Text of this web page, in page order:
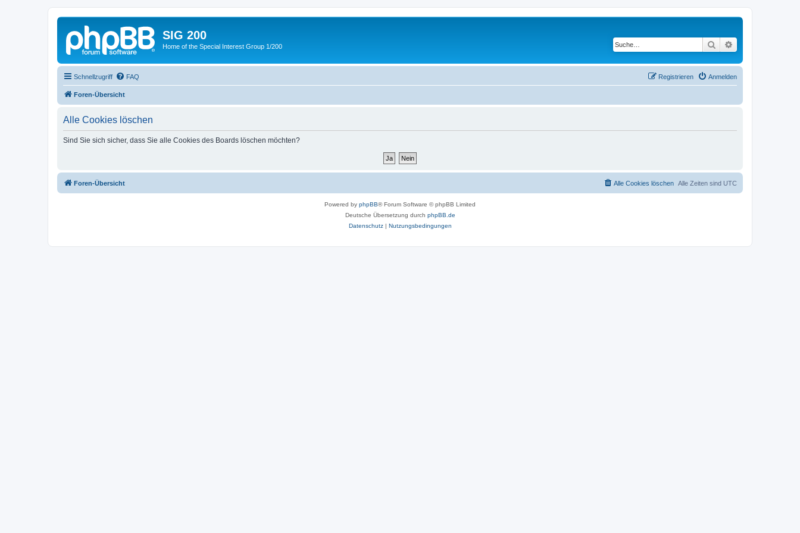
SIG 200
Home of the Special Interest Group 1/200 Suche
Schnellzugriff FAQ Anmelden
Registrieren
Foren-Übersicht
Alle Cookies löschen
Sind Sie sich sicher, dass Sie alle Cookies des Boards löschen möchten?
Foren-Übersicht Alle Zeiten sind UTC
Alle Cookies löschen
Powered by phpBB® Forum Software © phpBB Limited
Deutsche Übersetzung durch phpBB.de
Datenschutz| Nutzungsbedingungen